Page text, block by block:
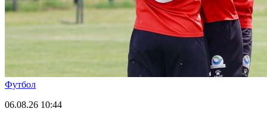
Футбол
06.08.26 10:44